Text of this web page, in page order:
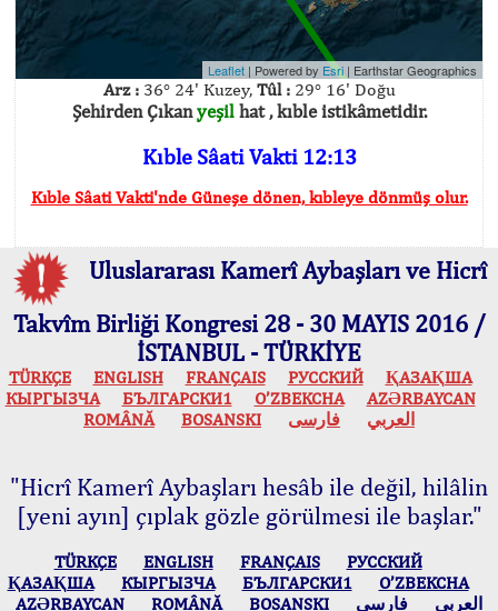
Leaflet | Powered by Esri | Earthstar Geographics
Arz :36° 24' Kuzey, Tûl :29° 16' Doğu
Şehirden Çıkanyeşilhat , kıble istikâmetidir.
Kıble Sâati Vakti 12:13
Kıble Sâati Vakti'nde Güneşe dönen, kıbleye dönmüş olur.
Uluslararası Kamerî Aybaşları ve Hicrî
Takvîm Birliği Kongresi 28 - 30 MAYIS 2016 /
İSTANBUL - TÜRKİYE
TÜRKÇE ENGLISH FRANÇAIS РУССКИЙ
ҚАЗАҚША
КЫPГЫЗЧA
БЪЛГАРСКИ1 O’ZBEKCHA
AZӘRBAYCAN
ROMÂNĂ
BOSANSKI العربي فارسی
"Hicrî Kamerî Aybaşları hesâb ile değil, hilâlin
[yeni ayın] çıplak gözle görülmesi ile başlar."
TÜRKÇE ENGLISH FRANÇAIS
РУССКИЙ
ҚАЗАҚША
КЫPГЫЗЧA БЪЛГАРСКИ1
O’ZBEKCHA
AZӘRBAYCAN
ROMÂNĂ BOSANSKI العربي فارسی